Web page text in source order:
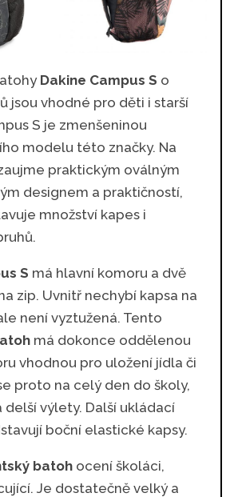
Dakine Campus S o
jsou vhodné pro děti i starší
S je zmenšeninou
modelu této značky. Na
praktickým oválným
designem a praktičností,
množství kapes i
S má hlavní komoru a dvě
zip. Uvnitř nechybí kapsa na
není vyztužená. Tento
má dokonce oddělenou
vhodnou pro uložení jídla či
proto na celý den do školy,
delší výlety. Další ukládací
boční elastické kapsy.
batoh ocení školáci,
Je dostatečně velký a